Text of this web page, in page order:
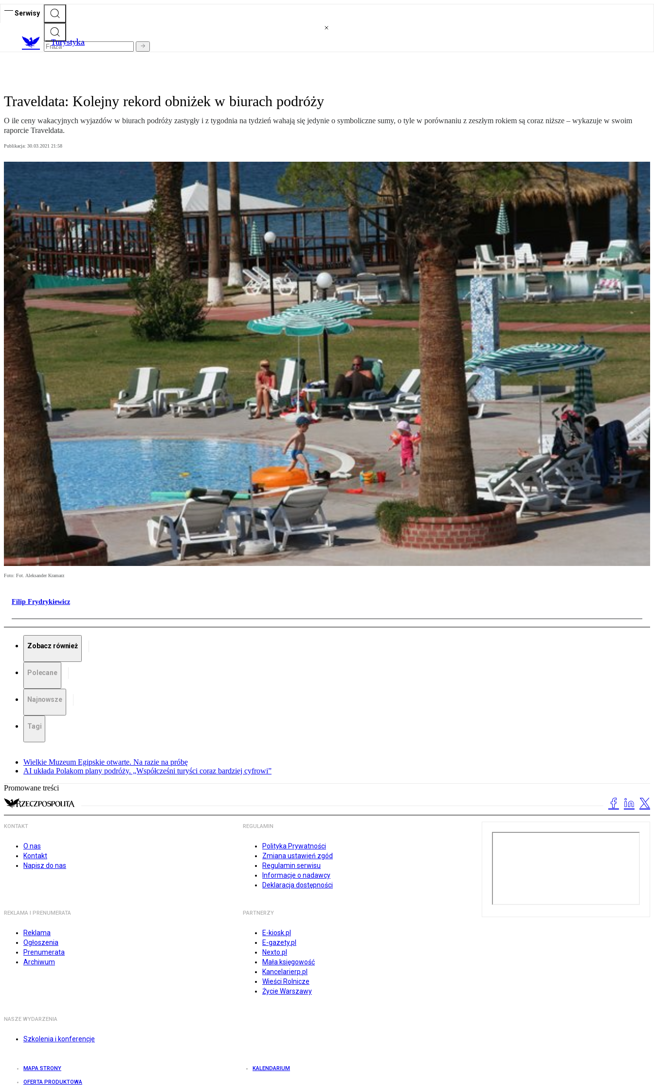
Serwisy
Turystyka
Traveldata: Kolejny rekord obniżek w biurach podróży
O ile ceny wakacyjnych wyjazdów w biurach podróży zastygły i z tygodnia na tydzień wahają się jedynie o symboliczne sumy, o tyle w porównaniu z zeszłym rokiem są coraz niższe – wykazuje w swoim
raporcie Traveldata.
Publikacja: 30.03.2021 21:58
Foto: Fot. Aleksander Kramarz
Filip Frydrykiewicz
Zobacz również
Polecane
Najnowsze
Tagi
Wielkie Muzeum Egipskie otwarte. Na razie na próbę
AI układa Polakom plany podróży. „Współcześni turyści coraz bardziej cyfrowi”
Promowane treści
KONTAKT
O nas
Kontakt
Napisz do nas
REGULAMIN
Polityka Prywatności
Zmiana ustawień zgód
Regulamin serwisu
Informacje o nadawcy
Deklaracja dostępności
REKLAMA I PRENUMERATA
Reklama
Ogłoszenia
Prenumerata
Archiwum
PARTNERZY
E-kiosk.pl
E-gazety.pl
Nexto.pl
Mała księgowość
Kancelarierp.pl
Wieści Rolnicze
Życie Warszawy
NASZE WYDARZENIA
Szkolenia i konferencje
MAPA STRONY KALENDARIUM
OFERTA PRODUKTOWA